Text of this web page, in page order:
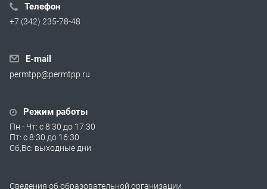
Телефон
+7 (342) 235-78-48
E-mail
permtpp@permtpp.ru
Режим работы
Пн - Чт: с 8:30 до 17:30
Пт: с 8:30 до 16:30
Сб,Вс: выходные дни
Сведения об образовательной организации